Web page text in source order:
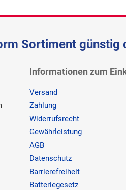
Sortiment günstig
Informationen zum
Versand
Zahlung
Widerrufsrecht
Gewährleistung
AGB
Datenschutz
Barrierefreiheit
Batteriegesetz